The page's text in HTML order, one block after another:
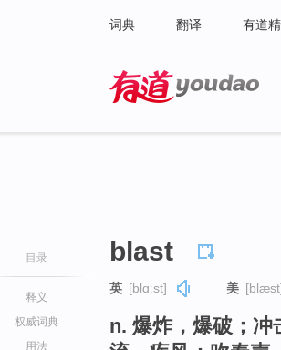
词典 翻译 有道
目录
释义
权威词典
用法
blast
英 [blɑːst] 美
n. 爆炸，爆破；冲